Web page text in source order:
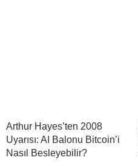
Arthur Hayes’ten 2008
Uyarısı: AI Balonu Bitcoin’i
Nasıl Besleyebilir?